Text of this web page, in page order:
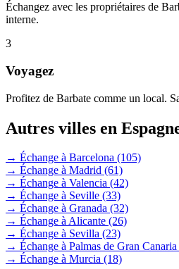
Échangez avec les propriétaires de
interne.
3
Voyagez
Profitez de Barbate comme un local.
Autres villes en
→ Échange à Barcelona (105)
→ Échange à Madrid (61)
→ Échange à Valencia (42)
→ Échange à Seville (33)
→ Échange à Granada (32)
→ Échange à Alicante (26)
→ Échange à Sevilla (23)
→ Échange à Palmas de Gran Canaria
→ Échange à Murcia (18)